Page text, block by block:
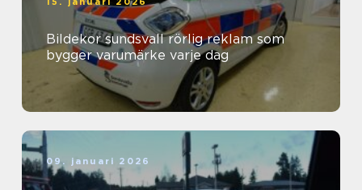
Bildekor sundsvall rörlig reklam som
bygger varumärke varje dag
09. januari 2026